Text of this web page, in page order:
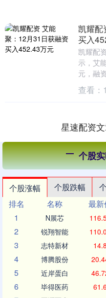
凯耀
买入
凯耀配
示，艾
元，融
查看：
星速配资
个股
个股涨幅 个股跌幅
排名
名称 最新
1
N展芯
2 锐翔智能
3 志特新材 14.8
4 博腾股份
5 近岸蛋白
6 毕得医药